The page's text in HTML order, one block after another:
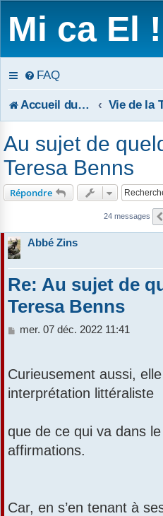
Mi ca El
FAQ
Accueil du forum
Au sujet de
Teresa Benns
Répondre
24 messages
Abbé Zins
Re: Au sujet de
Teresa Benns
M
a
g
mer. 07 déc. 2022 11:41
Curieusement aussi,
interprétation littéraliste
que de ce qui va dans
affirmations.
Car, en s’en tenant à